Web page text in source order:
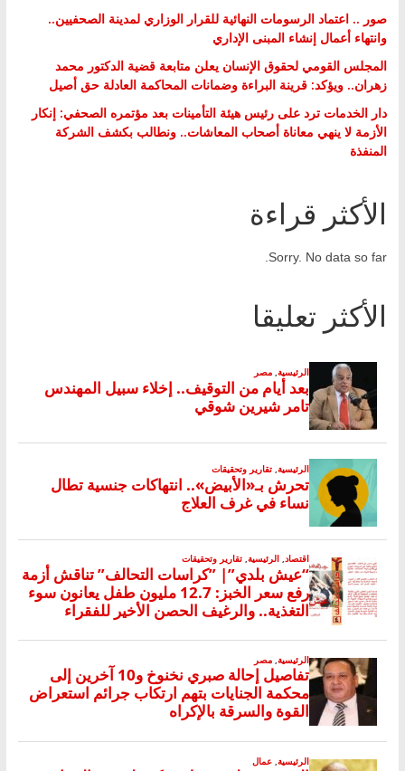
صور .. اعتماد الرسومات النهائية للقرار الوزاري لمدينة الصحفيين..
وانتهاء أعمال إنشاء المبنى الإداري
المجلس القومي لحقوق الإنسان يعلن متابعة قضية الدكتور محمد
زهران.. ويؤكد: قرينة البراءة وضمانات المحاكمة العادلة حق أصيل
دار الخدمات ترد على رئيس هيئة التأمينات بعد مؤتمره الصحفي: إنكار
الأزمة لا ينهي معاناة أصحاب المعاشات.. ونطالب بكشف الشركة
المنفذة
الأكثر قراءة
Sorry. No data so far.
الأكثر تعليقا